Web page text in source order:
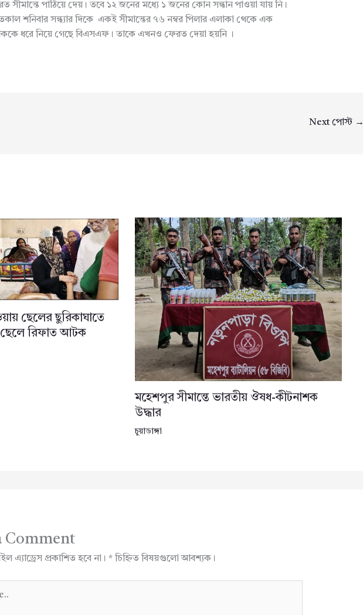
সীমান্তে পাঠিয়ে দেয়। তবে ১২ জনের মধ্যে ১ জনের কোন সন্ধান পাওয়া যায় নি।
শনিবার সন্ধ্যার দিকে একই সীমান্তের ৭৬ নম্বর পিলার এলাকা থেকে এক
ধরে নিয়ে গেছে বিএসএফ। তাকে এখনও ফেরত দেয়া হয়নি ।
Next পোস্ট →
ছেলের ছুরিকাঘাতে
ছেলে রিফাত আটক
মহেশপুর সীমান্তে ভারতীয় ঔষধ-কীটনাশক
উদ্ধার
চুয়াডাঙ্গা
Comment
এ্যাড্রেস প্রকাশিত হবে না। *চিহ্নিত বিষয়গুলো আবশ্যক।